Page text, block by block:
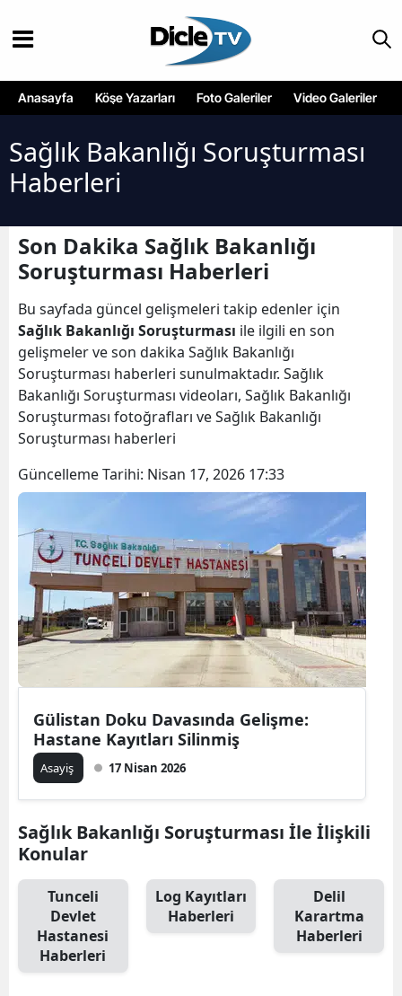
Anasayfa Köşe Yazarları Foto Galeriler Video Galeriler
Sağlık Bakanlığı Soruşturması
Haberleri
Son Dakika Sağlık Bakanlığı
Soruşturması Haberleri
Bu sayfada güncel gelişmeleri takip edenler için
Sağlık Bakanlığı Soruşturması ile ilgili en son
gelişmeler ve son dakika Sağlık Bakanlığı
Soruşturması haberleri sunulmaktadır. Sağlık
Bakanlığı Soruşturması videoları, Sağlık Bakanlığı
Soruşturması fotoğrafları ve Sağlık Bakanlığı
Soruşturması haberleri
Güncelleme Tarihi: Nisan 17, 2026 17:33
Gülistan Doku Davasında Gelişme:
Hastane Kayıtları Silinmiş
Asayiş 17 Nisan 2026
Sağlık Bakanlığı Soruşturması İle İlişkili
Konular
Tunceli
Devlet
Hastanesi
Haberleri
Log Kayıtları
Haberleri
Delil
Karartma
Haberleri